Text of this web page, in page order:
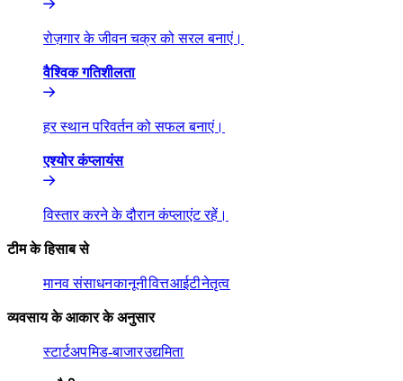
रोज़गार के जीवन चक्र को सरल बनाएं।​​
वैश्विक गतिशीलता​​
हर स्थान परिवर्तन को सफल बनाएं।​​
एश्योर कंप्लायंस​​
विस्तार करने के दौरान कंप्लाएंट रहें।​​
टीम के हिसाब से​​
मानव संसाधन​​कानूनी​​वित्त​​आईटी​​नेतृत्व​​
व्यवसाय के आकार के अनुसार​​
स्टार्टअप​​मिड-बाजार​​उद्यमिता​​